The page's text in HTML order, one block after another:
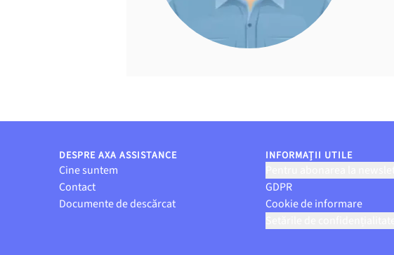
DESPRE AXA ASSISTANCE
Cine suntem
Contact
Documente de descărcat
INFORMAȚII UTILE
GDPR
Cookie de informare